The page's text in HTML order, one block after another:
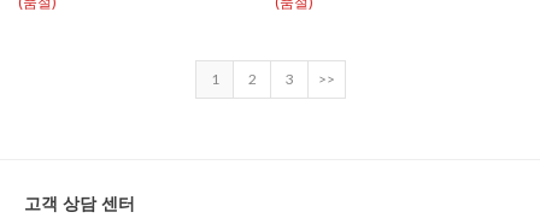
1 2 3 >>
고객 상담 센터